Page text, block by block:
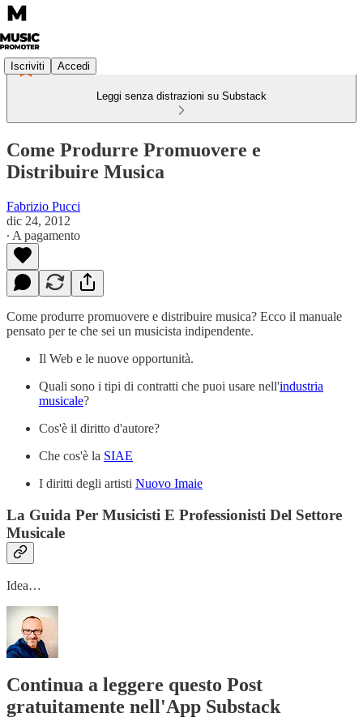
Iscriviti Accedi
Leggi senza distrazioni su Substack
Come Produrre Promuovere e
Distribuire Musica
Fabrizio Pucci
dic 24, 2012
∙ A pagamento
Come produrre promuovere e distribuire musica? Ecco il manuale
pensato per te che sei un musicista indipendente.
Il Web e le nuove opportunità.
Quali sono i tipi di contratti che puoi usare nell'industria
musicale?
Cos'è il diritto d'autore?
Che cos'è la SIAE
I diritti degli artisti Nuovo Imaie
La Guida Per Musicisti E Professionisti Del Settore
Musicale
Idea…
Continua a leggere questo Post
gratuitamente nell'App Substack